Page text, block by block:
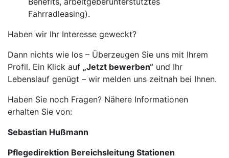
Fahrradleasing).
Haben wir Ihr Interesse geweckt?
Dann nichts wie los – Überzeugen Sie uns mit Ihrem
Profil. Ein Klick auf „Jetzt bewerben“ und Ihr
Lebenslauf genügt – wir melden uns zeitnah bei Ihnen.
Haben Sie noch Fragen? Nähere Informationen
erhalten Sie von:
Sebastian Hußmann
Pflegedirektion Bereichsleitung Stationen